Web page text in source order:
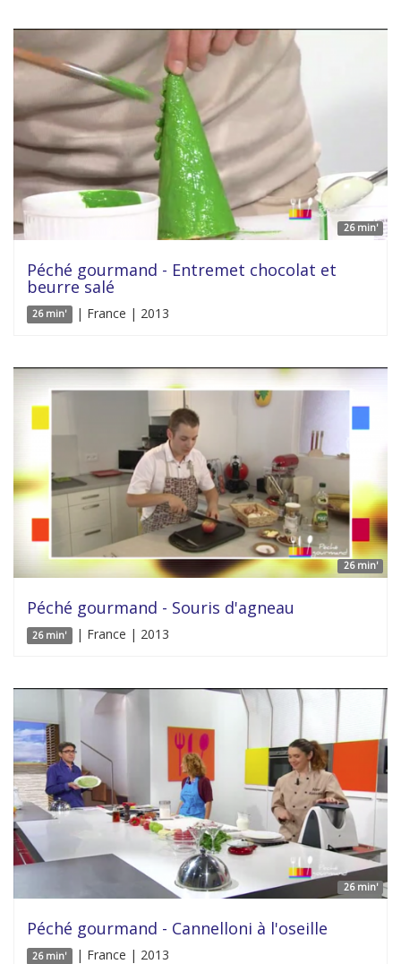
26 min'
Péché gourmand - Entremet chocolat et
beurre salé
26 min' | France | 2013
26 min'
Péché gourmand - Souris d'agneau
26 min' | France | 2013
26 min'
Péché gourmand - Cannelloni à l'oseille
26 min' | France | 2013